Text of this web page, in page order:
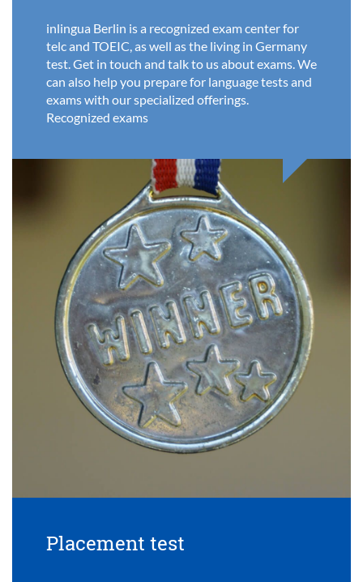
inlingua Berlin is a recognized exam center for
telc and TOEIC, as well as the living in Germany
test. Get in touch and talk to us about exams. We
can also help you prepare for language tests and
exams with our specialized offerings.
Recognized exams
Placement test